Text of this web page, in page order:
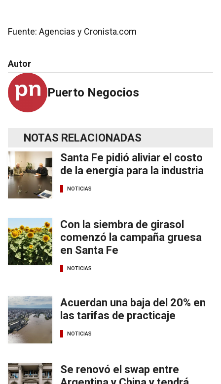
Fuente: Agencias y Cronista.com
Autor
Puerto Negocios
NOTAS RELACIONADAS
Santa Fe pidió aliviar el costo
de la energía para la industria
NOTICIAS
Con la siembra de girasol
comenzó la campaña gruesa
en Santa Fe
NOTICIAS
Acuerdan una baja del 20% en
las tarifas de practicaje
NOTICIAS
Se renovó el swap entre